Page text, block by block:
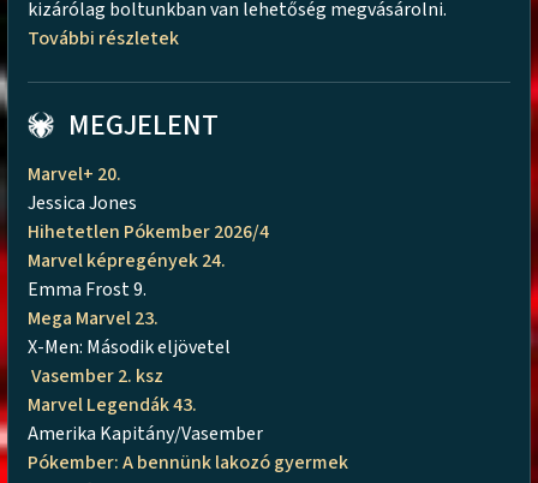
kizárólag boltunkban van lehetőség megvásárolni.
További részletek
MEGJELENT
Marvel+ 20.
Jessica Jones
Hihetetlen Pókember 2026/4
Marvel képregények 24.
Emma Frost 9.
Mega Marvel 23.
X-Men: Második eljövetel
Vasember 2. ksz
Marvel Legendák 43.
Amerika Kapitány/Vasember
Pókember: A bennünk lakozó gyermek